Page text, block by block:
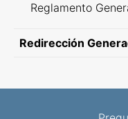
Reglamento
Redirección